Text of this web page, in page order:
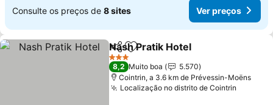
Consulte os preços de 8 sites Ver preços
PartilharAdicionar aos favoritos
Nash Pratik Hotel
3 Estrelas
8,2 Muito boa
5.570
Cointrin, a 3.6 km de Prévessin-Moëns
Localização no distrito de Cointrin